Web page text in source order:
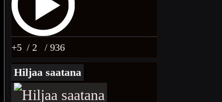
+5 / 2 / 936
Hiljaa saatana